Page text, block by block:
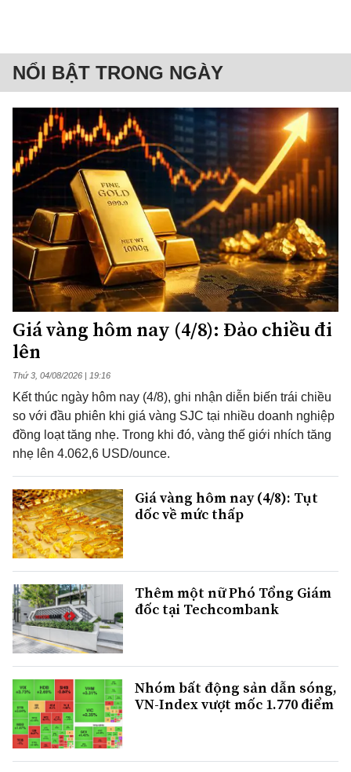
NỔI BẬT TRONG NGÀY
Giá vàng hôm nay (4/8): Đảo chiều đi
lên
Thứ 3, 04/08/2026 | 19:16
Kết thúc ngày hôm nay (4/8), ghi nhận diễn biến trái chiều
so với đầu phiên khi giá vàng SJC tại nhiều doanh nghiệp
đồng loạt tăng nhẹ. Trong khi đó, vàng thế giới nhích tăng
nhẹ lên 4.062,6 USD/ounce.
Giá vàng hôm nay (4/8): Tụt
dốc về mức thấp
Thêm một nữ Phó Tổng Giám
đốc tại Techcombank
Nhóm bất động sản dẫn sóng,
VN-Index vượt mốc 1.770 điểm